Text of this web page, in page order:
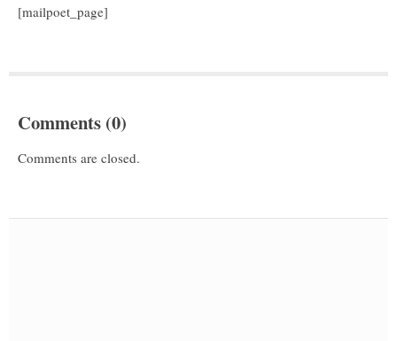
[mailpoet_page]
Comments (0)
Comments are closed.